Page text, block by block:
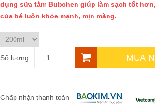
dụng sữa tắm Bubchen giúp làm sạch tốt
của bé luôn khỏe mạnh, mịn màng.
Số lượng MUA
Chấp nhận thanh toán